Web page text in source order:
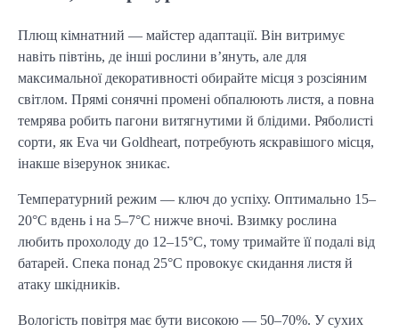
Плющ кімнатний — майстер адаптації. Він витримує
навіть півтінь, де інші рослини в’януть, але для
максимальної декоративності обирайте місця з розсіяним
світлом. Прямі сонячні промені обпалюють листя, а повна
темрява робить пагони витягнутими й блідими. Ряболисті
сорти, як Eva чи Goldheart, потребують яскравішого місця,
інакше візерунок зникає.
Температурний режим — ключ до успіху. Оптимально 15–
20°C вдень і на 5–7°C нижче вночі. Взимку рослина
любить прохолоду до 12–15°C, тому тримайте її подалі від
батарей. Спека понад 25°C провокує скидання листя й
атаку шкідників.
Вологість повітря має бути високою — 50–70%. У сухих